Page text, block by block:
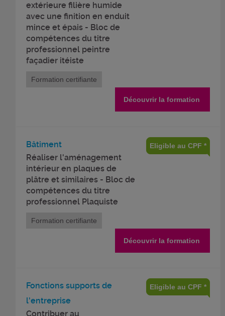
extérieure filière humide
avec une finition en enduit
mince et épais - Bloc de
compétences du titre
professionnel peintre
façadier itéiste
Formation certifiante
Découvrir la formation
Bâtiment
Réaliser l'aménagement
intérieur en plaques de
plâtre et similaires - Bloc de
compétences du titre
professionnel Plaquiste
Eligible au CPF *
Formation certifiante
Découvrir la formation
Fonctions supports de
l'entreprise
Contribuer au
Eligible au CPF *